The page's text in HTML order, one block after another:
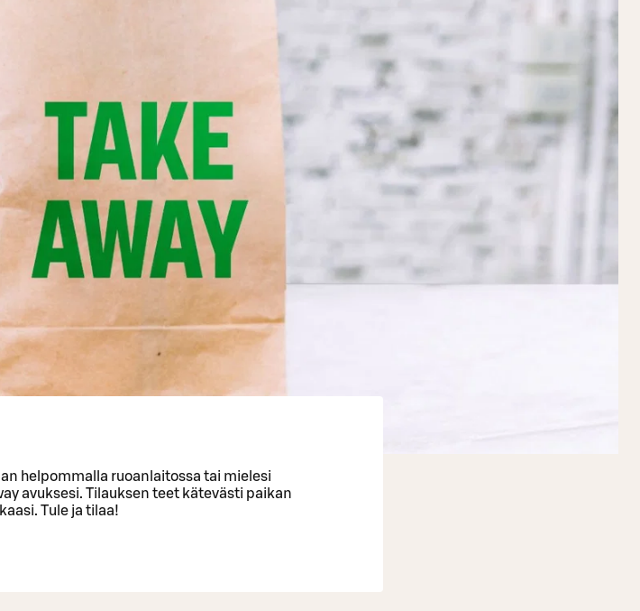
helpommalla ruoanlaitossa tai mielesi
avuksesi. Tilauksen teet kätevästi paikan
Tule ja tilaa!